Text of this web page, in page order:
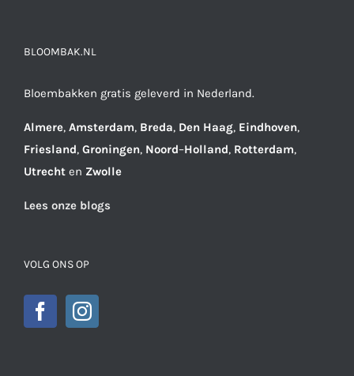
BLOOMBAK.NL
Bloembakken gratis geleverd in Nederland.
Almere, Amsterdam, Breda, Den Haag, Eindhoven,
Friesland, Groningen, Noord–Holland, Rotterdam,
Utrecht en Zwolle
Lees onze blogs
VOLG ONS OP